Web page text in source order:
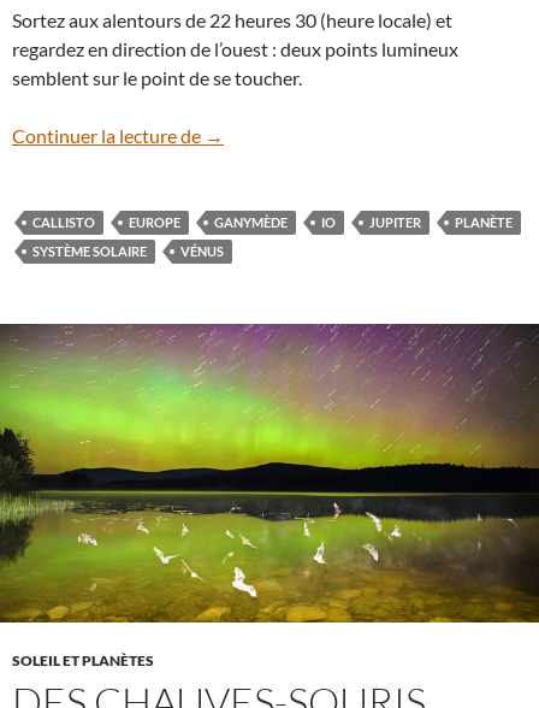
Sortez aux alentours de 22 heures 30 (heure locale) et
regardez en direction de l’ouest : deux points lumineux
semblent sur le point de se toucher.
Continuer la lecture de Ce soir, ne manquez pas le baiser entre
→
CALLISTO EUROPE GANYMÈDE IO JUPITER
PLANÈTE
SYSTÈME SOLAIRE
VÉNUS
SOLEIL ET PLANÈTES